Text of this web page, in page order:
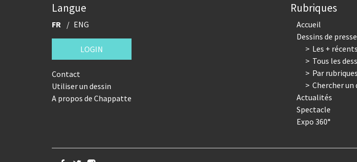
Langue
FR ENG
LOGIN
Contact
Utiliser un dessin
A propos de Chappatte
Rubriques
Accueil
Dessins de presse
Les + récents
Tous les
Par rubriques
Chercher un
Actualités
Spectacle
Expo 360°